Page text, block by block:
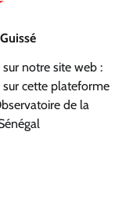
notre site web :
cette plateforme
de la